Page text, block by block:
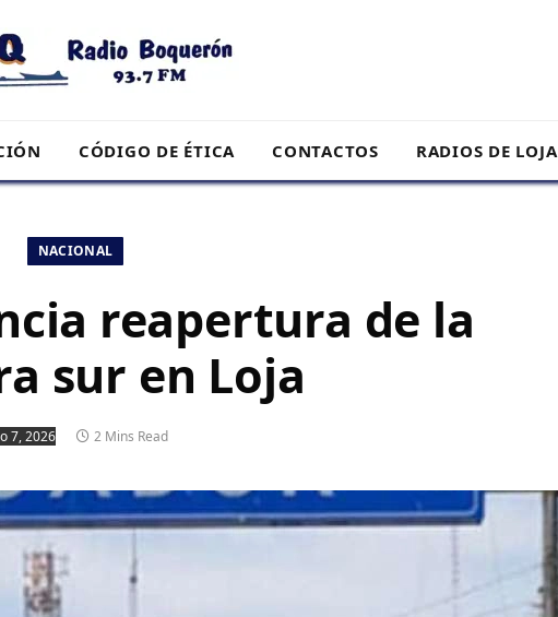
CÓDIGO DE ÉTICA CONTACTOS RADIOS DE LOJA
NACIONAL
reapertura de la
sur en Loja
7, 2026 2 Mins Read